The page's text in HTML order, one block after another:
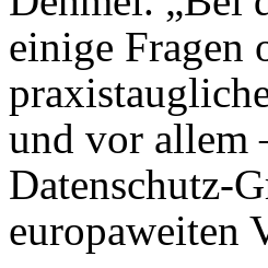
einige
und vor allem
Datenschutz-
europaweiten